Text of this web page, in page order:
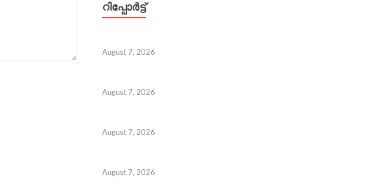
റിപ്പോര്‍ട്ട്
August 7, 2026
August 7, 2026
August 7, 2026
August 7, 2026